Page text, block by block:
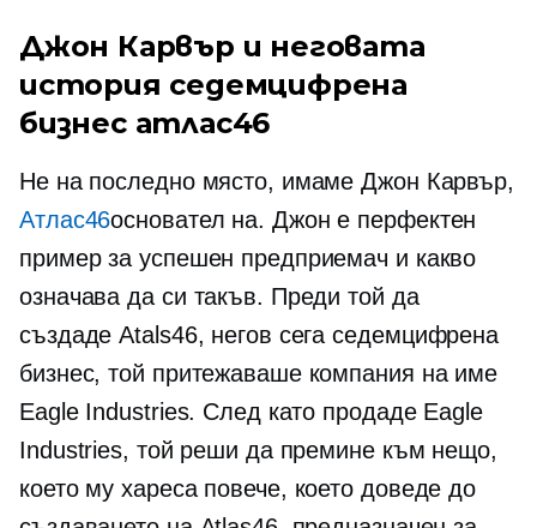
Джон Карвър и неговата
история седемцифрена
бизнес атлас46
Не на последно място, имаме Джон Карвър,
Атлас46основател на. Джон е перфектен
пример за успешен предприемач и какво
означава да си такъв. Преди той да
създаде Atals46, негов сегаседемцифрена
бизнес, той притежаваше компания на име
Eagle Industries. След като продаде Eagle
Industries, той реши да премине към нещо,
което му хареса повече, което доведе до